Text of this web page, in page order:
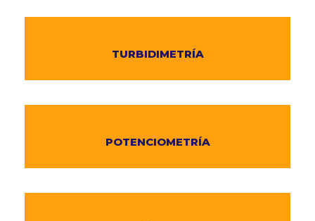
TURBIDIMETRÍA
POTENCIOMETRÍA